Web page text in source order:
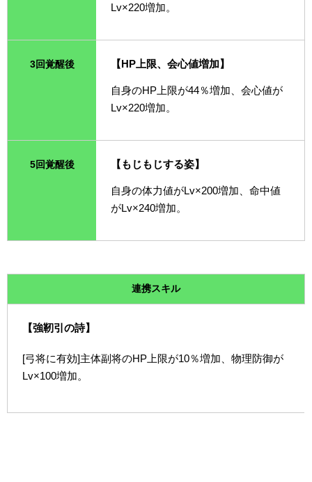
Lv×220増加。
3回覚醒後 【HP上限、会心値増加】
自身のHP上限が44％増加、会心値が
Lv×220増加。
5回覚醒後 【もじもじする姿】
自身の体力値がLv×200増加、命中値
がLv×240増加。
連携スキル
【強靭引の詩】
[弓将に有効]主体副将のHP上限が10％増加、物理防御が
Lv×100増加。